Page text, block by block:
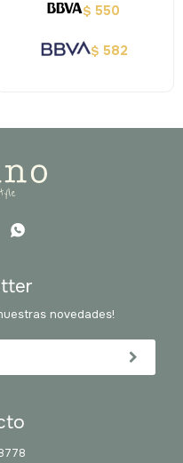
$ 550
$ 582

novedades!